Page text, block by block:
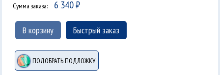
Сумма заказа: 6 340₽
В корзину Быстрый заказ
ПОДОБРАТЬ ПОДЛОЖКУ